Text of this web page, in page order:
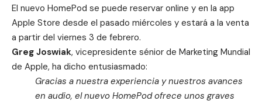
El nuevo HomePod se puede reservar online y en la app
Apple Store desde el pasado miércoles y estará a la venta
a partir del viernes 3 de febrero.
Greg Joswiak, vicepresidente sénior de Marketing Mundial
de Apple, ha dicho entusiasmado:
Gracias a nuestra experiencia y nuestros avances
en audio, el nuevo HomePod ofrece unos graves